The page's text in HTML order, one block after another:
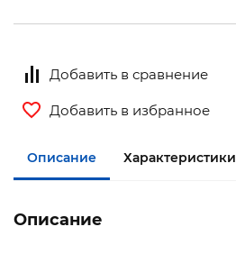
Добавить в сравнение
Добавить в избранное
Описание Характеристики
Описание